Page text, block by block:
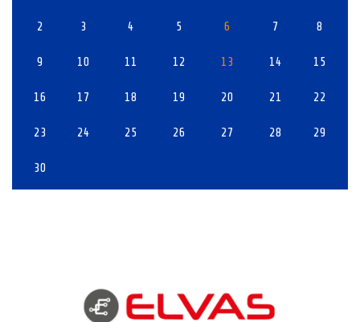
2 3 4 5 6 7 8
9 10 11 12 13 14 15
16 17 18 19 20 21 22
23 24 25 26 27 28 29
30